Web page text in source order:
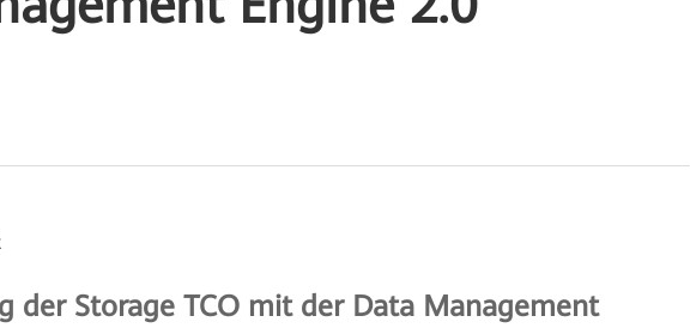
der Storage TCO mit der Data Management